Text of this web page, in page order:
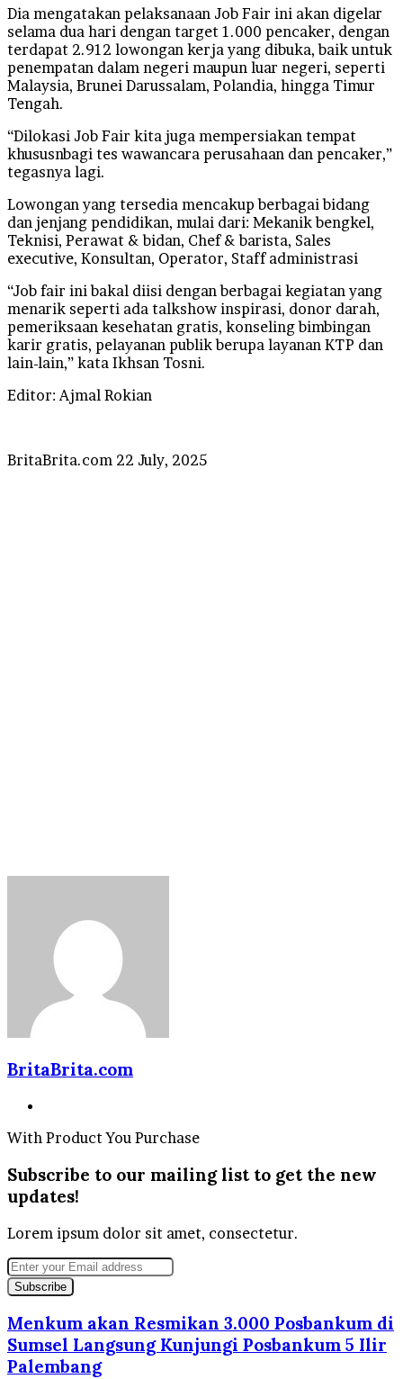
Dia mengatakan pelaksanaan Job Fair ini akan digelar
selama dua hari dengan target 1.000 pencaker, dengan
terdapat 2.912 lowongan kerja yang dibuka, baik untuk
penempatan dalam negeri maupun luar negeri, seperti
Malaysia, Brunei Darussalam, Polandia, hingga Timur
Tengah.
“Dilokasi Job Fair kita juga mempersiakan tempat
khususnbagi tes wawancara perusahaan dan pencaker,”
tegasnya lagi.
Lowongan yang tersedia mencakup berbagai bidang
dan jenjang pendidikan, mulai dari: Mekanik bengkel,
Teknisi, Perawat & bidan, Chef & barista, Sales
executive, Konsultan, Operator, Staff administrasi
“Job fair ini bakal diisi dengan berbagai kegiatan yang
menarik seperti ada talkshow inspirasi, donor darah,
pemeriksaan kesehatan gratis, konseling bimbingan
karir gratis, pelayanan publik berupa layanan KTP dan
lain-lain,” kata Ikhsan Tosni.
Editor: Ajmal Rokian
BritaBrita.com Send
22 July, 2025
BritaBrita.com
With Product You Purchase
Subscribe to our mailing list to get the new
updates!
Lorem ipsum dolor sit amet, consectetur.
Enter
your
Email
address
Menkum akan Resmikan 3.000 Posbankum di
Sumsel Langsung Kunjungi Posbankum 5 Ilir
Palembang